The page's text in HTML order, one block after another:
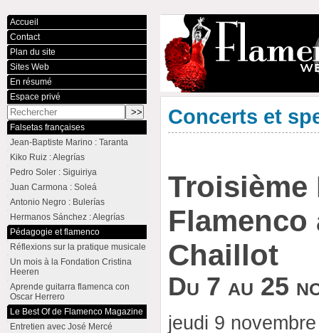
Concerts et
Troisième
Flamenco
Chaillot
Du 7 au 25
jeudi 9
Accueil
Contact
Plan du site
Sites Web
En résumé
Espace privé
Falsetas françaises
Jean-Baptiste Marino : Taranta
Kiko Ruiz : Alegrías
Pedro Soler : Siguiriya
Juan Carmona : Soleá
Antonio Negro : Bulerías
Hermanos Sánchez : Alegrías
Pédagogie et flamenco
Réflexions sur la pratique musicale
Un mois à la Fondation Cristina
Heeren
Aprende guitarra flamenca con
Oscar Herrero
Le Best Of de Flamenco Magazine
Entretien avec José Mercé